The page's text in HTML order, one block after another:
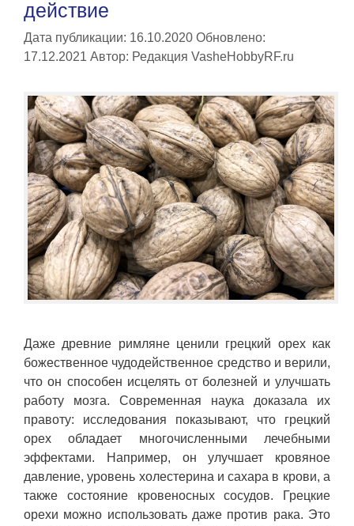
действие
Дата публикации: 16.10.2020 Обновлено:
17.12.2021 Автор: Редакция VasheHobbyRF.ru
Даже древние римляне ценили грецкий орех как
божественное чудодейственное средство и верили,
что он способен исцелять от болезней и улучшать
работу мозга. Современная наука доказала их
правоту: исследования показывают, что грецкий
орех обладает многочисленными лечебными
эффектами. Например, он улучшает кровяное
давление, уровень холестерина и сахара в крови, а
также состояние кровеносных сосудов. Грецкие
орехи можно использовать даже против рака. Это